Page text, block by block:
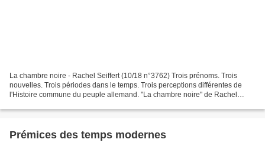
La chambre noire - Rachel Seiffert (10/18 n°3762) Trois prénoms. Trois
nouvelles. Trois périodes dans le temps. Trois perceptions différentes de
l'Histoire commune du peuple allemand. "La chambre noire" de Rachel
Prémices des temps modernes